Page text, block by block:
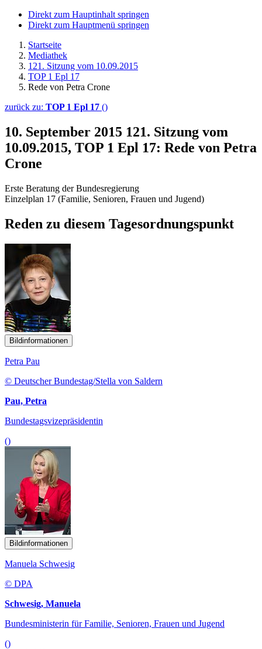
Direkt zum Hauptinhalt springen
Direkt zum Hauptmenü springen
Startseite
Mediathek
121. Sitzung vom 10.09.2015
TOP 1 Epl 17
Rede von Petra Crone
zurück zu: TOP 1 Epl 17 ()
10. September 2015 121. Sitzung vom
10.09.2015, TOP 1 Epl 17: Rede von Petra
Crone
Erste Beratung der Bundesregierung
Einzelplan 17 (Familie, Senioren, Frauen und Jugend)
Reden zu diesem Tagesordnungspunkt
Bildinformationen
Petra Pau
© Deutscher Bundestag/Stella von Saldern
Pau, Petra
Bundestagsvizepräsidentin
()
Bildinformationen
Manuela Schwesig
© DPA
Schwesig, Manuela
Bundesministerin für Familie, Senioren, Frauen und Jugend
()